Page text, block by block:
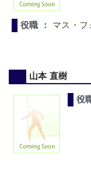
役職 ： マス・
山本 直樹
役